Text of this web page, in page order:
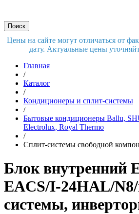
Цены на сайте могут отличаться от
дату. Актуальные цены
Главная
/
Каталог
/
Кондиционеры и сплит-системы
/
Бытовые кондиционеры Ballu,
Electrolux, Royal Thermo
/
Сплит-системы свободной
Блок внутренний
EACS/I-24HAL/
системы,